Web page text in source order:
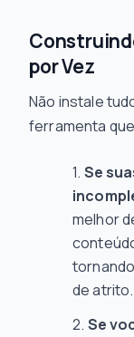
por Vez
Não instale
ferramenta
Se
melhor
de atrito.
Se